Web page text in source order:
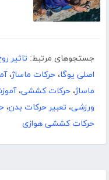
جستجوهای مرتبط: تاثیر
اصلی یوگا، حرکات ماساژ،
ماساژ، حرکات کششی،
ورزشی، تعبیر حرکات بدن،
حرکات کششی هوازی